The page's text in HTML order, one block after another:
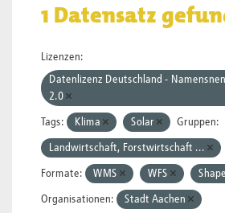
1 Datensatz
Lizenzen:
Datenlizenz Deutschland -
2.0
Tags: Klima Solar Gruppen:
Landwirtschaft, Forstwirtschaft ...
Formate: WMS WFS Shape
Organisationen: Stadt Aachen